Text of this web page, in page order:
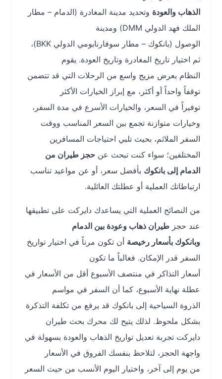
الذهاب والعودةوتحديد مدينة المغادرة (الدمام – مطار
الملك فهد الدولي DMM) ومدينة
الوصول (بانكوك – مطار سوفارنابومي الدولي BKK)،
ثم اختيار تاريخ المغادرة وتاريخ العودة. يقوم
النظام بعرض مزيج واسع من الرحلات التي قد تتضمن
توقفاً واحداً أو أكثر، مع إبراز الخيارات الأكثر
توفيراً في السعر، والخيارات الأسرع في مدة السفر،
وخيارات متوازنة تجمع بين السعر المناسب ووقت
السفر الملائم، بحيث تلبي احتياجات المسافرين
المختلفين؛ سواء كنت تبحث عنحجز طيران من
الدمام إلى بانكوكبأفضل سعر، أو عن مواعيد تناسب
ارتباطاتك العملية أو عطلتك العائلية.
من النصائح العملية التي يساعدك دايركت على تطبيقها
عند حجز طيران ذهاب وعودة بين الدمام
وبانكوك بأسعار رخيصة أن تكون مرناً في اختيار تواريخ
السفر قدر الإمكان. فغالباً ما تكون
أسعار التذاكر في منتصف الأسبوع أقل من الأسعار في
عطلة نهاية الأسبوع، كما أن السفر في مواسم
الذروة السياحية إلى بانكوك قد يرفع من تكلفة التذكرة
بشكل ملحوظ. لذلك يتيح لك محرك بحث طيران
دايركت تجربة تعديل تواريخ الذهاب والعودة بسهولة في
واجهة الحجز، لتلاحظ بنفسك الفروق في الأسعار
من يوم إلى آخر، واختيار اليوم الأنسب من حيث السعر